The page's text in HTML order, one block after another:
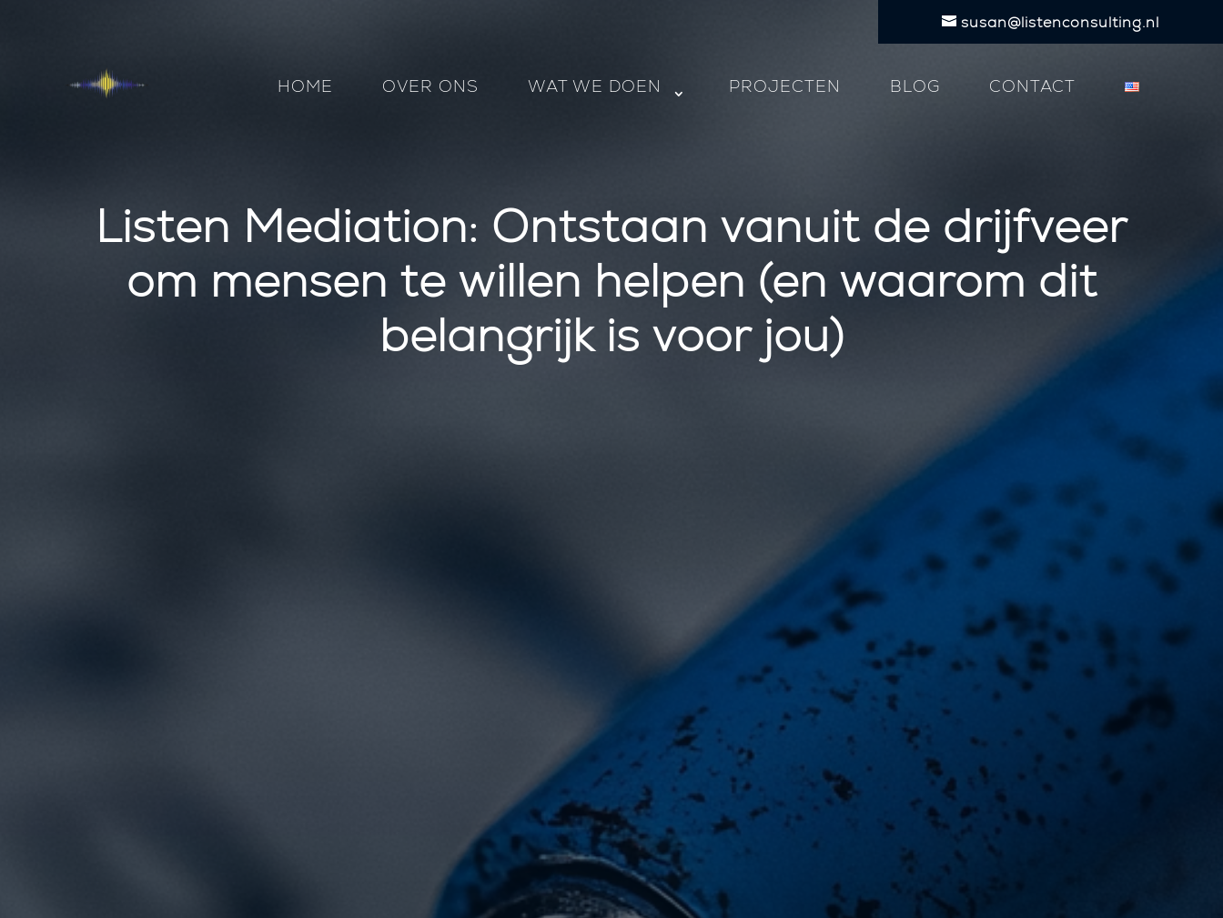
susan@listenconsulting.nl
HOME OVER ONS WAT WE DOEN PROJECTEN BLOG CONTACT
Listen Mediation: Ontstaan vanuit de drijfveer
om mensen te willen helpen (en waarom dit
belangrijk is voor jou)